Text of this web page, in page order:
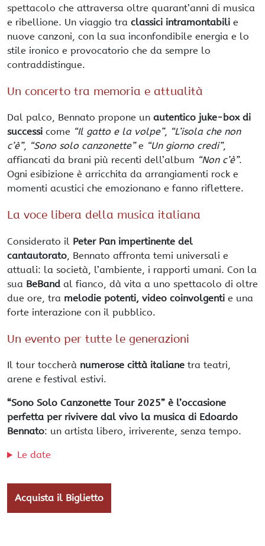
spettacolo che attraversa oltre quarant’anni di musica
e ribellione. Un viaggio tra classici intramontabili e
nuove canzoni, con la sua inconfondibile energia e lo
stile ironico e provocatorio che da sempre lo
contraddistingue.
Un concerto tra memoria e attualità
Dal palco, Bennato propone un autentico juke-box di
successi come “Il gatto e la volpe”, “L’isola che non
c’è”, “Sono solo canzonette”e “Un giorno credi”,
affiancati da brani più recenti dell’album “Non c’è”.
Ogni esibizione è arricchita da arrangiamenti rock e
momenti acustici che emozionano e fanno riflettere.
La voce libera della musica italiana
Considerato il Peter Pan impertinente del
cantautorato, Bennato affronta temi universali e
attuali: la società, l’ambiente, i rapporti umani. Con la
sua BeBand al fianco, dà vita a uno spettacolo di oltre
due ore, tra melodie potenti, video coinvolgenti e una
forte interazione con il pubblico.
Un evento per tutte le generazioni
Il tour toccherà numerose città italiane tra teatri,
arene e festival estivi.
“Sono Solo Canzonette Tour 2025” è l’occasione
perfetta per rivivere dal vivo la musica di Edoardo
Bennato: un artista libero, irriverente, senza tempo.
Le date
Acquista il Biglietto